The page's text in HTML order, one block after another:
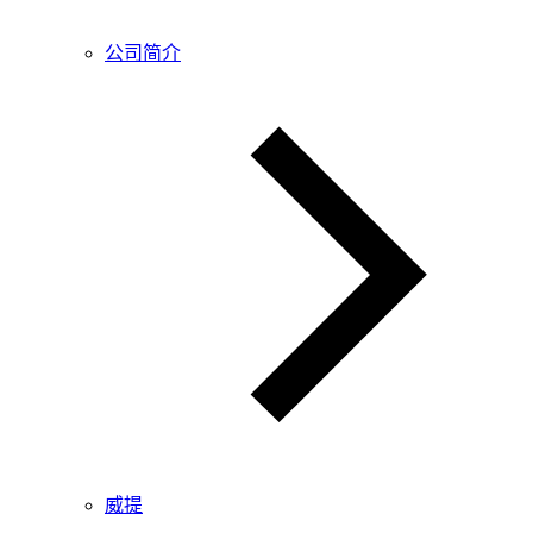
公司简介
威提